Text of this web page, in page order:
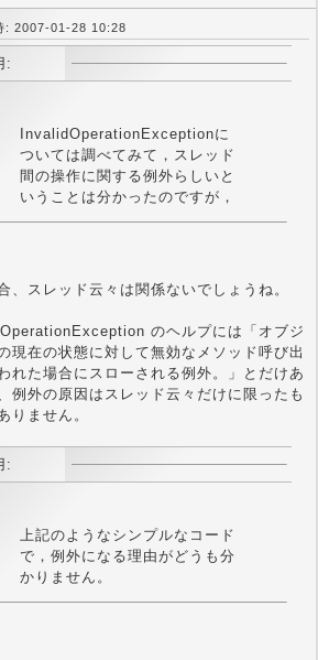
: 2007-01-28 10:28
:
InvalidOperationExceptionに
ついては調べてみて，スレッド
間の操作に関する例外らしいと
いうことは分かったのですが，
、スレッド云々は関係ないでしょうね。
のヘルプには「オブジ
現在の状態に対して無効なメソッド呼び出
れた場合にスローされる例外。」とだけあ
例外の原因はスレッド云々だけに限ったも
りません。
:
上記のようなシンプルなコード
で，例外になる理由がどうも分
かりません。